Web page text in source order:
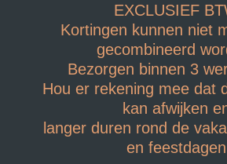
EXCLUSIEF
Kortingen kunnen niet
gecombineerd
Bezorgen binnen 3
Hou er rekening mee dat
kan afwijken
langer duren rond de
en feestdagen